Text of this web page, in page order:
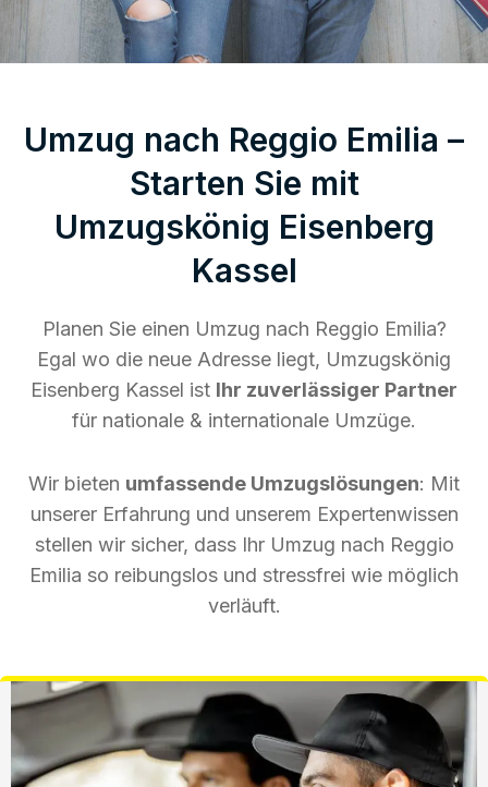
Umzug nach Reggio Emilia –
Starten Sie mit
Umzugskönig Eisenberg
Kassel
Planen Sie einen Umzug nach Reggio Emilia?
Egal wo die neue Adresse liegt, Umzugskönig
Eisenberg Kassel ist Ihr zuverlässiger Partner
für nationale & internationale Umzüge.
Wir bieten umfassende Umzugslösungen: Mit
unserer Erfahrung und unserem Expertenwissen
stellen wir sicher, dass Ihr Umzug nach Reggio
Emilia so reibungslos und stressfrei wie möglich
verläuft.